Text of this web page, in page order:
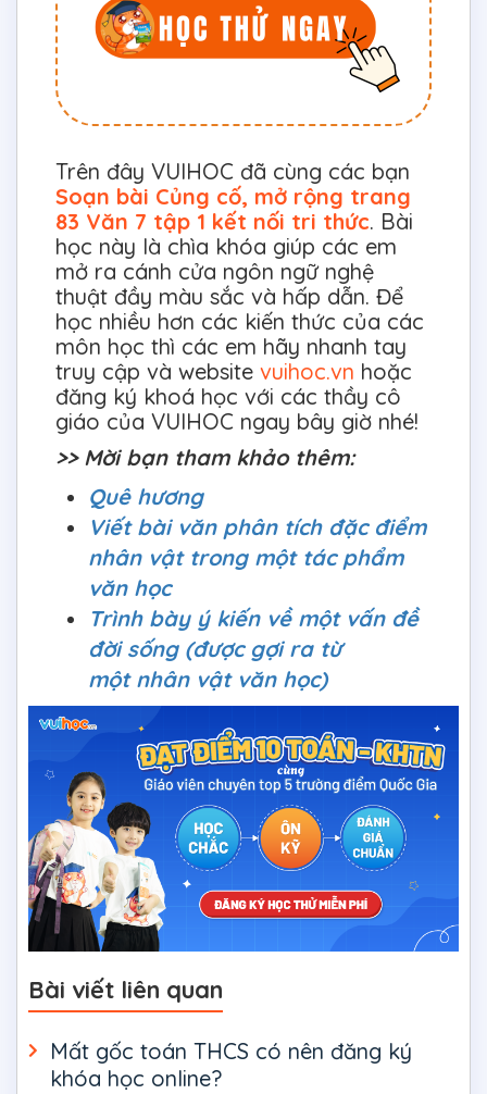
Trên đây VUIHOC đã cùng các bạn
Soạn bài Củng cố, mở rộng trang
83 Văn 7 tập 1 kết nối tri thức. Bài
học này là chìa khóa giúp các em
mở ra cánh cửa ngôn ngữ nghệ
thuật đầy màu sắc và hấp dẫn. Để
học nhiều hơn các kiến thức của các
môn học thì các em hãy nhanh tay
truy cập và website vuihoc.vn hoặc
đăng ký khoá học với các thầy cô
giáo của VUIHOC ngay bây giờ nhé!
>> Mời bạn tham khảo thêm:
Quê hương
Viết bài văn phân tích đặc điểm
nhân vật trong một tác phẩm
văn học
Trình bày ý kiến về một vấn đề
đời sống (được gợi ra từ
một nhân vật văn học)
Bài viết liên quan
Mất gốc toán THCS có nên đăng ký
khóa học online?